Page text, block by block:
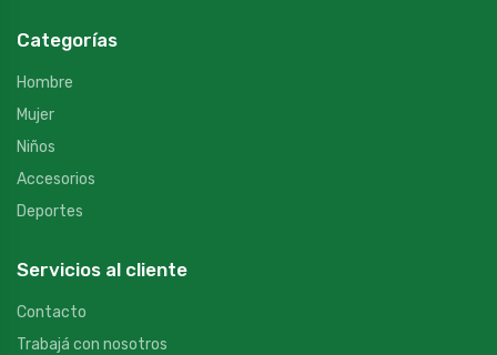
Categorías
Hombre
Mujer
Niños
Accesorios
Deportes
Servicios al cliente
Contacto
Trabajá con nosotros